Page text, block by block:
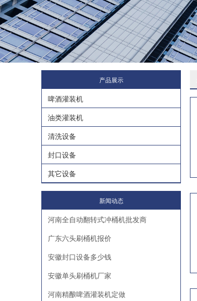
产品展示
啤酒灌装机
油类灌装机
清洗设备
封口设备
其它设备
新闻动态
河南全自动翻转式冲桶机批发商
广东六头刷桶机报价
安徽封口设备多少钱
安徽单头刷桶机厂家
河南精酿啤酒灌装机定做